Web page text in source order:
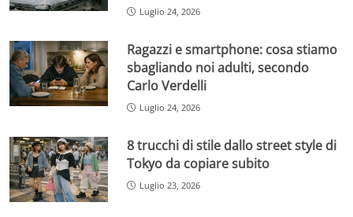
Luglio 24, 2026
Ragazzi e smartphone: cosa stiamo
sbagliando noi adulti, secondo
Carlo Verdelli
Luglio 24, 2026
8 trucchi di stile dallo street style di
Tokyo da copiare subito
Luglio 23, 2026